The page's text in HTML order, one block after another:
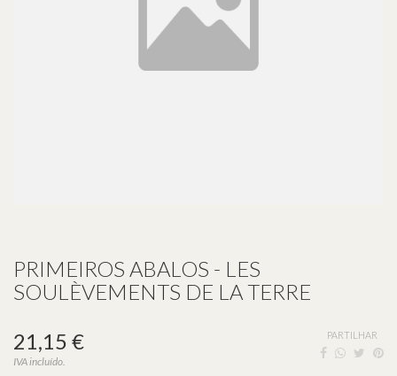
PRIMEIROS ABALOS - LES
SOULÈVEMENTS DE LA TERRE
21,15 €
IVA incluído.
PARTILHAR